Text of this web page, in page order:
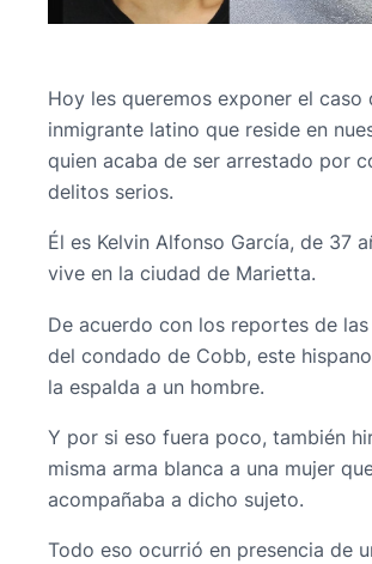
Hoy les queremos exponer el caso
inmigrante latino que reside en
quien acaba de ser arrestado por
delitos serios.
Él es Kelvin Alfonso García, de 37
vive en la ciudad de Marietta.
De acuerdo con los reportes de
del condado de Cobb, este
la espalda a un hombre.
Y por si eso fuera poco, también
misma arma blanca a una mujer
acompañaba a dicho sujeto.
Todo eso ocurrió en presencia de